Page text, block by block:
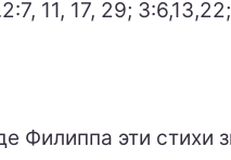
11, 17, 29;
Филиппа эти стихи